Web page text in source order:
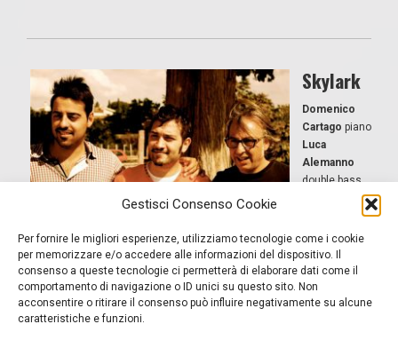
Gestisci Consenso Cookie
Per fornire le migliori esperienze, utilizziamo tecnologie come i cookie
per memorizzare e/o accedere alle informazioni del dispositivo. Il
consenso a queste tecnologie ci permetterà di elaborare dati come il
comportamento di navigazione o ID unici su questo sito. Non
acconsentire o ritirare il consenso può influire negativamente su alcune
caratteristiche e funzioni.
Skylark
Domenico
Cartago piano
Luca
Alemanno
double bass
drums